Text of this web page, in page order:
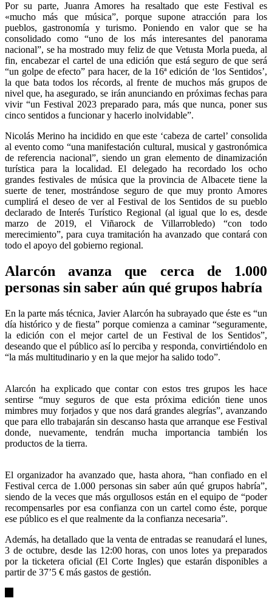
Por su parte, Juanra Amores ha resaltado que este Festival es
«mucho más que música”, porque supone atracción para los
pueblos, gastronomía y turismo. Poniendo en valor que se ha
consolidado como “uno de los más interesantes del panorama
nacional”, se ha mostrado muy feliz de que Vetusta Morla pueda, al
fin, encabezar el cartel de una edición que está seguro de que será
“un golpe de efecto” para hacer, de la 16ª edición de ‘los Sentidos’,
la que bata todos los récords, al frente de muchos más grupos de
nivel que, ha asegurado, se irán anunciando en próximas fechas para
vivir “un Festival 2023 preparado para, más que nunca, poner sus
cinco sentidos a funcionar y hacerlo inolvidable”.
Nicolás Merino ha incidido en que este ‘cabeza de cartel’ consolida
al evento como “una manifestación cultural, musical y gastronómica
de referencia nacional”, siendo un gran elemento de dinamización
turística para la localidad. El delegado ha recordado los ocho
grandes festivales de música que la provincia de Albacete tiene la
suerte de tener, mostrándose seguro de que muy pronto Amores
cumplirá el deseo de ver al Festival de los Sentidos de su pueblo
declarado de Interés Turístico Regional (al igual que lo es, desde
marzo de 2019, el Viñarock de Villarrobledo) “con todo
merecimiento”, para cuya tramitación ha avanzado que contará con
todo el apoyo del gobierno regional.
Alarcón avanza que cerca de 1.000
personas sin saber aún qué grupos habría
En la parte más técnica, Javier Alarcón ha subrayado que éste es “un
día histórico y de fiesta” porque comienza a caminar “seguramente,
la edición con el mejor cartel de un Festival de los Sentidos”,
deseando que el público así lo perciba y responda, convirtiéndolo en
“la más multitudinario y en la que mejor ha salido todo”.
Alarcón ha explicado que contar con estos tres grupos les hace
sentirse “muy seguros de que esta próxima edición tiene unos
mimbres muy forjados y que nos dará grandes alegrías”, avanzando
que para ello trabajarán sin descanso hasta que arranque ese Festival
donde, nuevamente, tendrán mucha importancia también los
productos de la tierra.
El organizador ha avanzado que, hasta ahora, “han confiado en el
Festival cerca de 1.000 personas sin saber aún qué grupos habría”,
siendo de la veces que más orgullosos están en el equipo de “poder
recompensarles por esa confianza con un cartel como éste, porque
ese público es el que realmente da la confianza necesaria”.
Además, ha detallado que la venta de entradas se reanudará el lunes,
3 de octubre, desde las 12:00 horas, con unos lotes ya preparados
por la ticketera oficial (El Corte Ingles) que estarán disponibles a
partir de 37’5 € más gastos de gestión.